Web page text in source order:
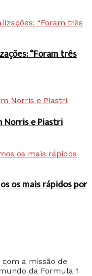
“Foram três
Norris e Piastri
os mais rápidos por
com a missão de
da Formula 1